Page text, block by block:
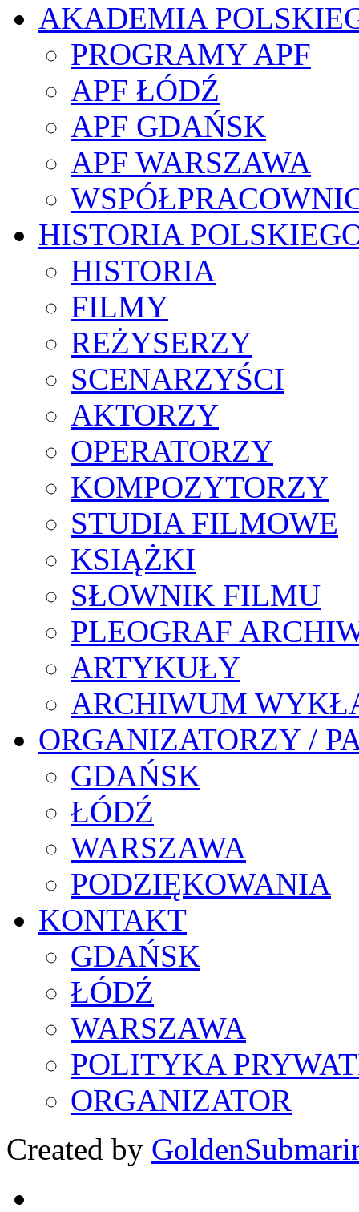
AKADEMIA
PROGRAMY APF
APF ŁÓDŹ
APF GDAŃSK
APF WARSZAWA
HISTORIA
HISTORIA
FILMY
REŻYSERZY
SCENARZYŚCI
AKTORZY
OPERATORZY
KOMPOZYTORZY
STUDIA FILMOWE
KSIĄŻKI
SŁOWNIK FILMU
PLEOGRAF
ARTYKUŁY
ARCHIWUM
ORGANIZATORZY /
GDAŃSK
ŁÓDŹ
WARSZAWA
PODZIĘKOWANIA
KONTAKT
GDAŃSK
ŁÓDŹ
WARSZAWA
POLITYKA
ORGANIZATOR
Created by